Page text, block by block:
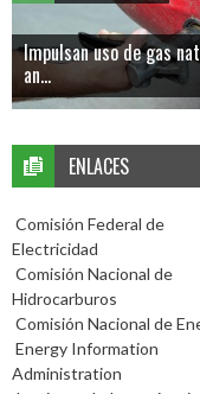
Impulsan uso de gas
an...
ENLACES
Comisión Federal de
Electricidad
Comisión Nacional de
Hidrocarburos
Comisión Nacional de
Energy Information
Administration